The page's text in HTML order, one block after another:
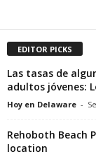
EDITOR PICKS
Las tasas de
adultos jóvenes:
Hoy en Delaware -
Rehoboth Beach
location